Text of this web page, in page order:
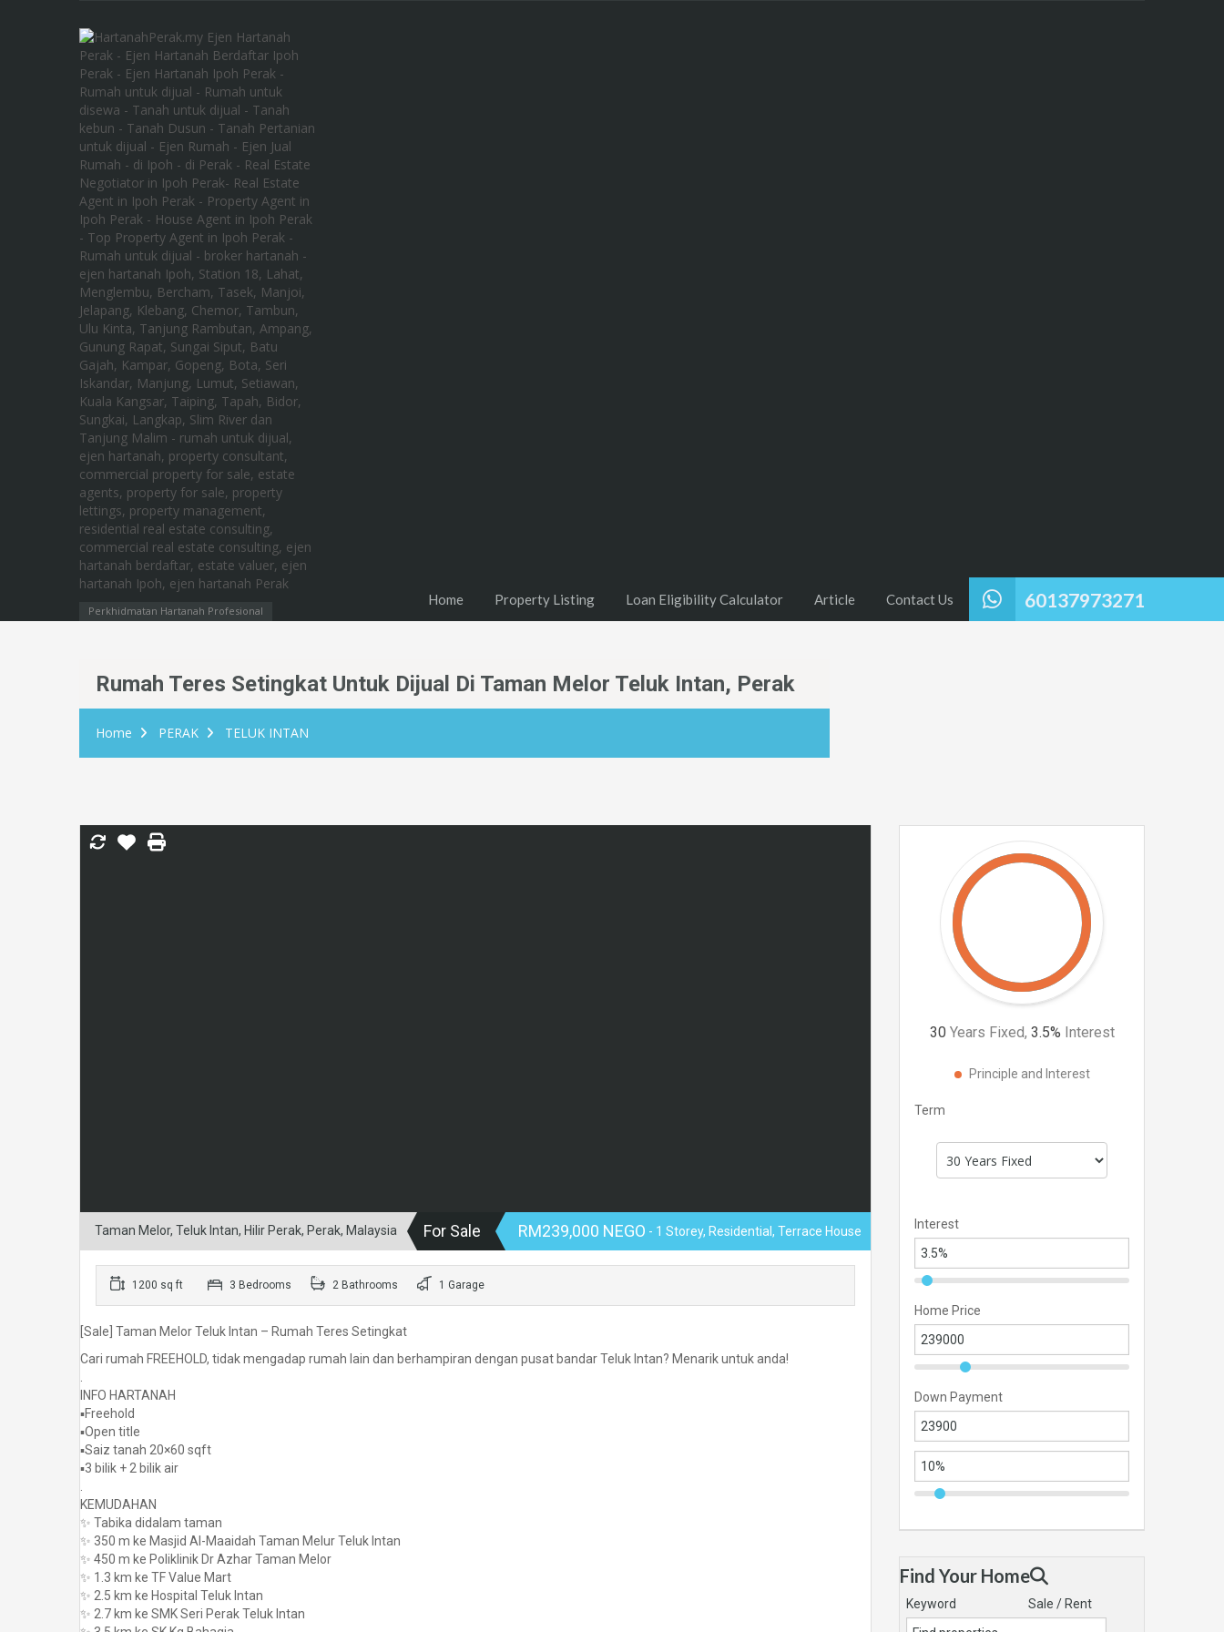
Perkhidmatan Hartanah Profesional 60137973271
Home Property Listing Loan Eligibility Calculator Article Contact Us
Rumah Teres Setingkat Untuk Dijual Di Taman Melor Teluk Intan, Perak
Home PERAK TELUK INTAN
Taman Melor, Teluk Intan, Hilir Perak, Perak, Malaysia For Sale RM239,000 NEGO - 1 Storey, Residential, Terrace House
1200 sq ft 3 Bedrooms 2 Bathrooms 1 Garage
[Sale] Taman Melor Teluk Intan – Rumah Teres Setingkat
Cari rumah FREEHOLD, tidak mengadap rumah lain dan berhampiran dengan pusat bandar Teluk Intan? Menarik untuk anda!
.
INFO HARTANAH
▪️Freehold
▪️Open title
▪️Saiz tanah 20×60 sqft
▪️3 bilik + 2 bilik air
.
KEMUDAHAN
✨ Tabika didalam taman
✨ 350 m ke Masjid Al-Maaidah Taman Melur Teluk Intan
✨ 450 m ke Poliklinik Dr Azhar Taman Melor
✨ 1.3 km ke TF Value Mart
✨ 2.5 km ke Hospital Teluk Intan
✨ 2.7 km ke SMK Seri Perak Teluk Intan
30 Years Fixed, 3.5% Interest
Principle and Interest
Term
Interest
Home Price
Down Payment
Find Your Home
Keyword Sale / Rent